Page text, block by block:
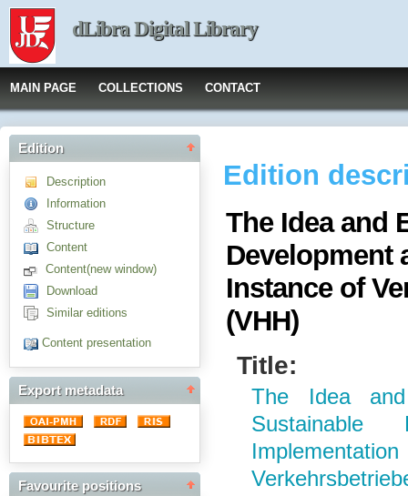
dLibra Digital Library
MAIN PAGE COLLECTIONS CONTACT
Edition
Description
Information
Structure
Content
Content(new window)
Download
Similar editions
Content presentation
Export metadata
Favourite positions
Edition
The Idea and
Development
Instance of
(VHH)
Title:
The Idea